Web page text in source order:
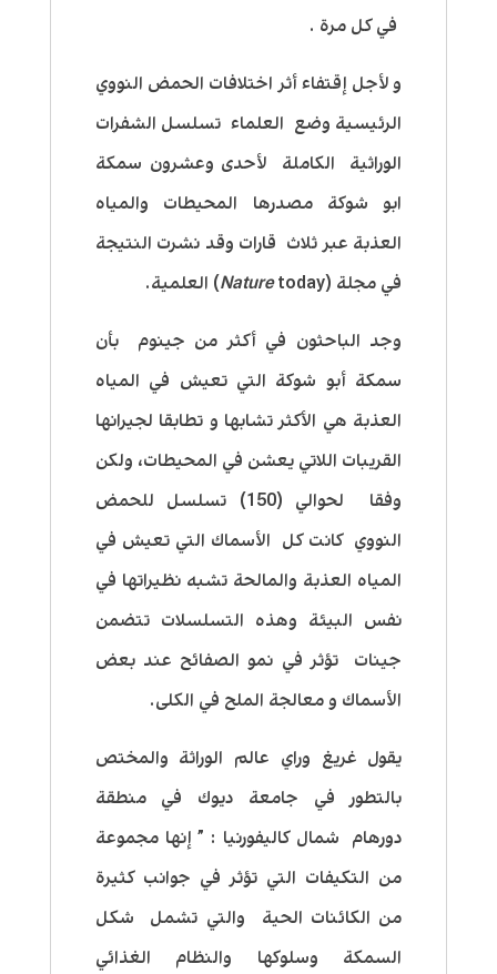
في كل مرة .
و لأجل إقتفاء أثر اختلافات الحمض النووي
الرئيسية وضع العلماء تسلسل الشفرات
الوراثية الكاملة لأحدى وعشرون سمكة
ابو شوكة مصدرها المحيطات والمياه
العذبة عبر ثلاث قارات وقد نشرت النتيجة
في مجلة (
Naturetoday ) العلمية.
وجد الباحثون في أكثر من جينوم بأن
سمكة أبو شوكة التي تعيش في المياه
العذبة هي الأكثر تشابها و تطابقا لجيرانها
القريبات اللاتي يعشن في المحيطات، ولكن
وفقا لحوالي (150) تسلسل للحمض
النووي كانت كل الأسماك التي تعيش في
المياه العذبة والمالحة تشبه نظيراتها في
نفس البيئة وهذه التسلسلات تتضمن
جينات تؤثر في نمو الصفائح عند بعض
الأسماك و معالجة الملح في الكلى.
يقول غريغ وراي عالم الوراثة والمختص
بالتطور في جامعة ديوك في منطقة
دورهام شمال كاليفورنيا : ” إنها مجموعة
من التكيفات التي تؤثر في جوانب كثيرة
من الكائنات الحية والتي تشمل شكل
السمكة وسلوكها والنظام الغذائي